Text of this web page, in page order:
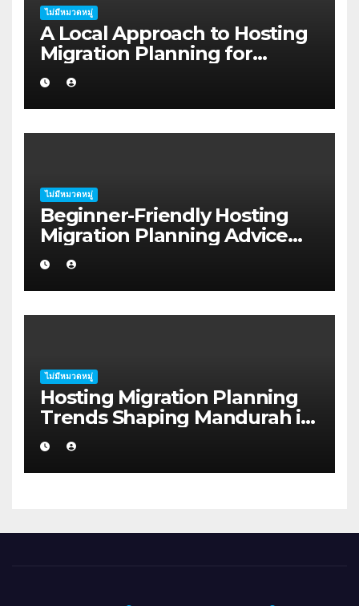
ไม่มีหมวดหมู่
A Local Approach to Hosting
Migration Planning for
Freelancers in Rockhampton
ไม่มีหมวดหมู่
Beginner-Friendly Hosting
Migration Planning Advice
for Startup Founders in Coffs
Harbour
ไม่มีหมวดหมู่
Hosting Migration Planning
Trends Shaping Mandurah in
2026